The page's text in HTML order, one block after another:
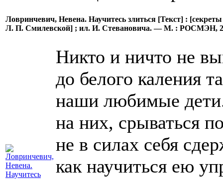
Ловринчевич, Невена. Научитесь злиться [Текст] :
Л. П. Смилевской] ; ил. И. Стевановича. — М. : РОСМЭН,
Никто и ничто не
до белого каления
наши любимые
на них, срываться
не в силах себя
как научиться ею